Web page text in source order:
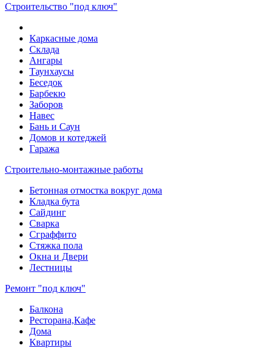
Строительство "под ключ"
Каркасные дома
Склада
Ангары
Таунхаусы
Беседок
Барбекю
Заборов
Навес
Бань и Саун
Домов и котеджей
Гаража
Строительно-монтажные работы
Бетонная отмостка вокруг дома
Кладка бута
Сайдинг
Сварка
Сграффито
Стяжка пола
Окна и Двери
Лестницы
Ремонт "под ключ"
Балкона
Ресторана,Кафе
Дома
Квартиры